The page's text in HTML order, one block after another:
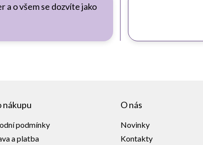
o všem se dozvíte jako
nákupu
podmínky
a platba
O nás
Novinky
Kontakty